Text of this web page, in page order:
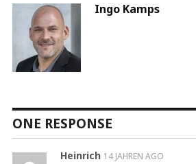
Ingo Kamps
ONE RESPONSE
Heinrich 14 JAHREN AGO